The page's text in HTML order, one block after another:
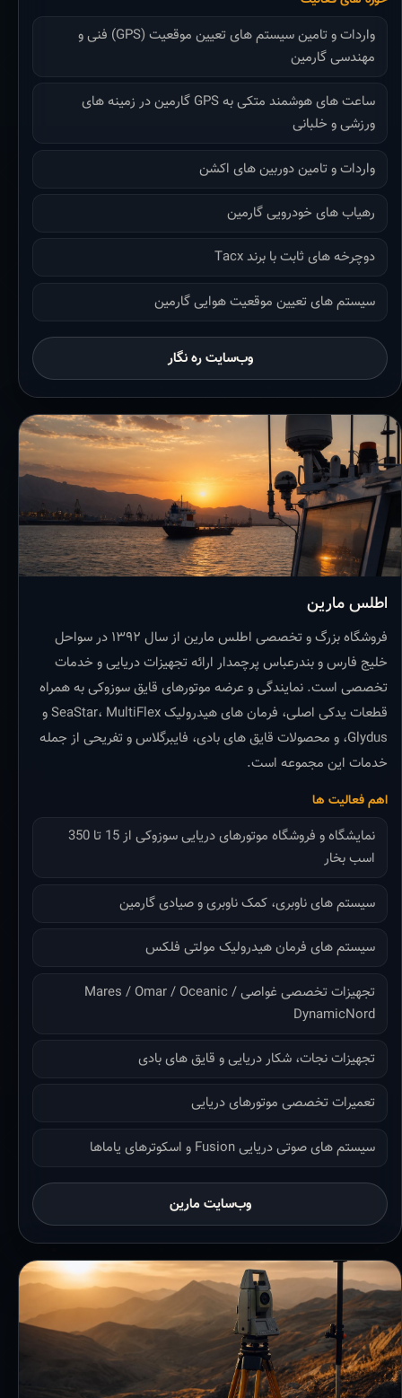
واردات و تامین سیستم های تعیین موقعیت (GPS) فنی و
مهندسی گارمین
ساعت های هوشمند متکی به GPS گارمین در زمینه های
ورزشی و خلبانی
واردات و تامین دوربین های اکشن
رهیاب های خودرویی گارمین
دوچرخه های ثابت با برند Tacx
سیستم های تعیین موقعیت هوایی گارمین
وب‌سایت ره نگار
اطلس مارین
فروشگاه بزرگ و تخصصی اطلس مارین از سال ۱۳۹۲ در سواحل
خلیج فارس و بندرعباس پرچمدار ارائه تجهیزات دریایی و خدمات
تخصصی است. نمایندگی و عرضه موتورهای قایق سوزوکی به همراه
قطعات یدکی اصلی، فرمان های هیدرولیک SeaStar، MultiFlex و
Glydus، و محصولات قایق های بادی، فایبرگلاس و تفریحی از جمله
خدمات این مجموعه است.
اهم فعالیت ها
نمایشگاه و فروشگاه موتورهای دریایی سوزوکی از 15 تا 350
اسب بخار
سیستم های ناوبری، کمک ناوبری و صیادی گارمین
سیستم های فرمان هیدرولیک مولتی فلکس
تجهیزات تخصصی غواصی Mares / Omar / Oceanic /
DynamicNord
تجهیزات نجات، شکار دریایی و قایق های بادی
تعمیرات تخصصی موتورهای دریایی
سیستم های صوتی دریایی Fusion و اسکوترهای یاماها
وب‌سایت مارین